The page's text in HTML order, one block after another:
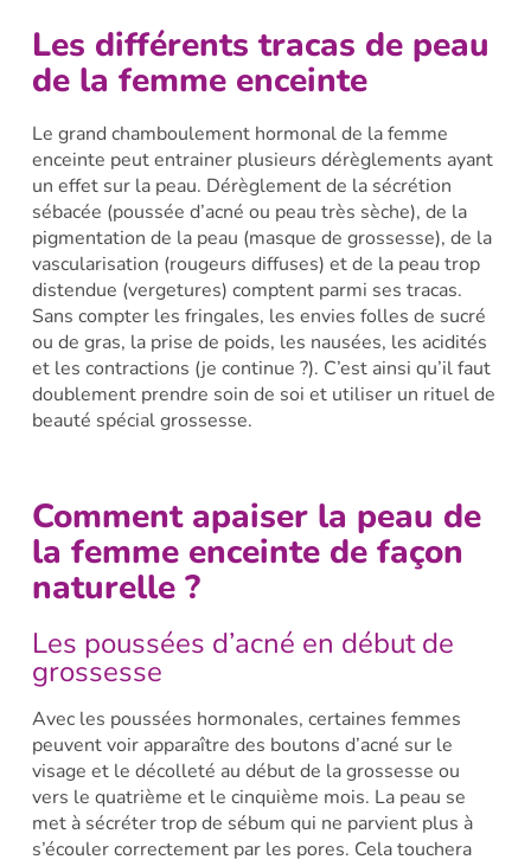
Les différents tracas de peau
de la femme enceinte
Le grand chamboulement hormonal de la femme
enceinte peut entrainer plusieurs dérèglements ayant
un effet sur la peau. Dérèglement de la sécrétion
sébacée (poussée d’acné ou peau très sèche), de la
pigmentation de la peau (masque de grossesse), de la
vascularisation (rougeurs diffuses) et de la peau trop
distendue (vergetures) comptent parmi ses tracas.
Sans compter les fringales, les envies folles de sucré
ou de gras, la prise de poids, les nausées, les acidités
et les contractions (je continue ?). C’est ainsi qu’il faut
doublement prendre soin de soi et utiliser un rituel de
beauté spécial grossesse.
Comment apaiser la peau de
la femme enceinte de façon
naturelle ?
Les poussées d’acné en début de
grossesse
Avec les poussées hormonales, certaines femmes
peuvent voir apparaître des boutons d’acné sur le
visage et le décolleté au début de la grossesse ou
vers le quatrième et le cinquième mois. La peau se
met à sécréter trop de sébum qui ne parvient plus à
s’écouler correctement par les pores. Cela touchera